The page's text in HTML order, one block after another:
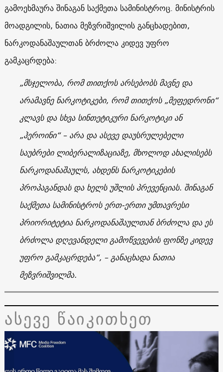
გამოეხმაურა შინაგან საქმეთა სამინისტროც. მინისტრის
მოადგილის, ნათია მეზვრიშვილის განცხადებით,
ნარკოდანაშაულთან ბრძოლა კიდევ უფრო
გამკაცრდება:
„მსჯელობა, რომ თითქოს არსებობს მავნე და
არამავნე ნარკოტიკები, რომ თითქოს „მეფედრონი“
კლავს და სხვა სინთეტიკური ნარკოტიკი ან
„ჰეროინი“ – არა და ასევე დაუსრულებელი
საუბრები ლიბერალიზაციაზე, მხოლოდ ახალისებს
ნარკოდანაშაულს, ახდენს ნარკოტიკების
პროპაგანდას და ხელს უშლის პრევენციას. შინაგან
საქმეთა სამინისტროს ერთ-ერთი უმთავრესი
პრიორიტეტია ნარკოდანაშაულთან ბრძოლა და ეს
ბრძოლა დღევანდელი გამოწვევების ფონზე კიდევ
უფრო გამკაცრდება“, – განაცხადა ნათია
მეზვრიშვილმა.
ასევე წაიკითხეთ